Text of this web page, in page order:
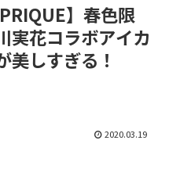
】春色限
実花コラボアイカ
美しすぎる！
2020.03.19